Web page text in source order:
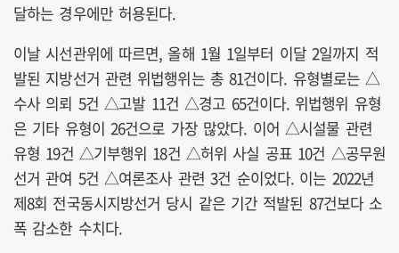
달하는 경우에만 허용된다.
이날 시선관위에 따르면, 올해 1월 1일부터 이달 2일까지 적
발된 지방선거 관련 위법행위는 총 81건이다. 유형별로는 △
수사 의뢰 5건 △고발 11건 △경고 65건이다. 위법행위 유형
은 기타 유형이 26건으로 가장 많았다. 이어 △시설물 관련
유형 19건 △기부행위 18건 △허위 사실 공표 10건 △공무원
선거 관여 5건 △여론조사 관련 3건 순이었다. 이는 2022년
제8회 전국동시지방선거 당시 같은 기간 적발된 87건보다 소
폭 감소한 수치다.